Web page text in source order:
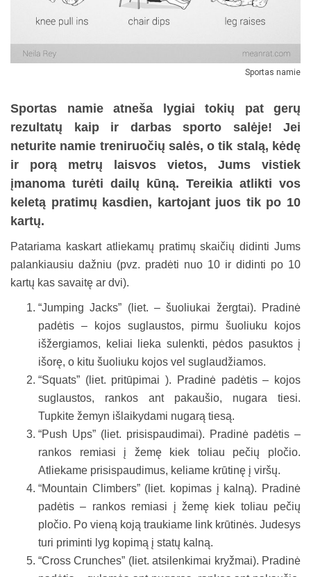
Sportas namie
Sportas namie atneša lygiai tokių pat gerų
rezultatų kaip ir darbas sporto salėje! Jei
neturite namie treniruočių salės, o tik stalą, kėdę
ir porą metrų laisvos vietos, Jums vistiek
įmanoma turėti dailų kūną. Tereikia atlikti vos
keletą pratimų kasdien, kartojant juos tik po 10
kartų.
Patariama kaskart atliekamų pratimų skaičių didinti Jums
palankiausiu dažniu (pvz. pradėti nuo 10 ir didinti po 10
kartų kas savaitę ar dvi).
“Jumping Jacks” (liet. – šuoliukai žergtai). Pradinė
padėtis – kojos suglaustos, pirmu šuoliuku kojos
išžergiamos, keliai lieka sulenkti, pėdos pasuktos į
išorę, o kitu šuoliuku kojos vel suglaudžiamos.
“Squats” (liet. pritūpimai ). Pradinė padėtis – kojos
suglaustos, rankos ant pakaušio, nugara tiesi.
Tupkite žemyn išlaikydami nugarą tiesą.
“Push Ups” (liet. prisispaudimai). Pradinė padėtis –
rankos remiasi į žemę kiek toliau pečių pločio.
Atliekame prisispaudimus, keliame krūtinę į viršų.
“Mountain Climbers” (liet. kopimas į kalną). Pradinė
padėtis – rankos remiasi į žemę kiek toliau pečių
pločio. Po vieną koją traukiame link krūtinės. Judesys
turi priminti lyg kopimą į statų kalną.
“Cross Crunches” (liet. atsilenkimai kryžmai). Pradinė